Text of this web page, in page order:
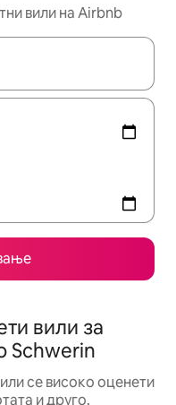
вили на Airbnb
се со копчињата
вили за
Schwerin
се високо оценети
и друго.